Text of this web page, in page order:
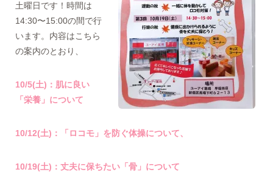
土曜日です！時間は
14:30〜15:00の間で行
います。内容はこちら
の案内のとおり、
10/5(土)：肌に良い
「栄養」について
10/12(土)：「ロコモ」を防ぐ体操について、
10/19(土)：丈夫に保ちたい「骨」について